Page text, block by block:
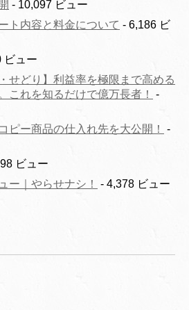
- 10,097 ビュー
ト内容と料金について - 6,186 ビ
ビュー
せどり】利益率を極限まで高める
これを知るだけで億万長者！
-
ピー商品の仕入れ先を大公開！
-
ビュー
ー｜やらせナシ！
- 4,378 ビュー